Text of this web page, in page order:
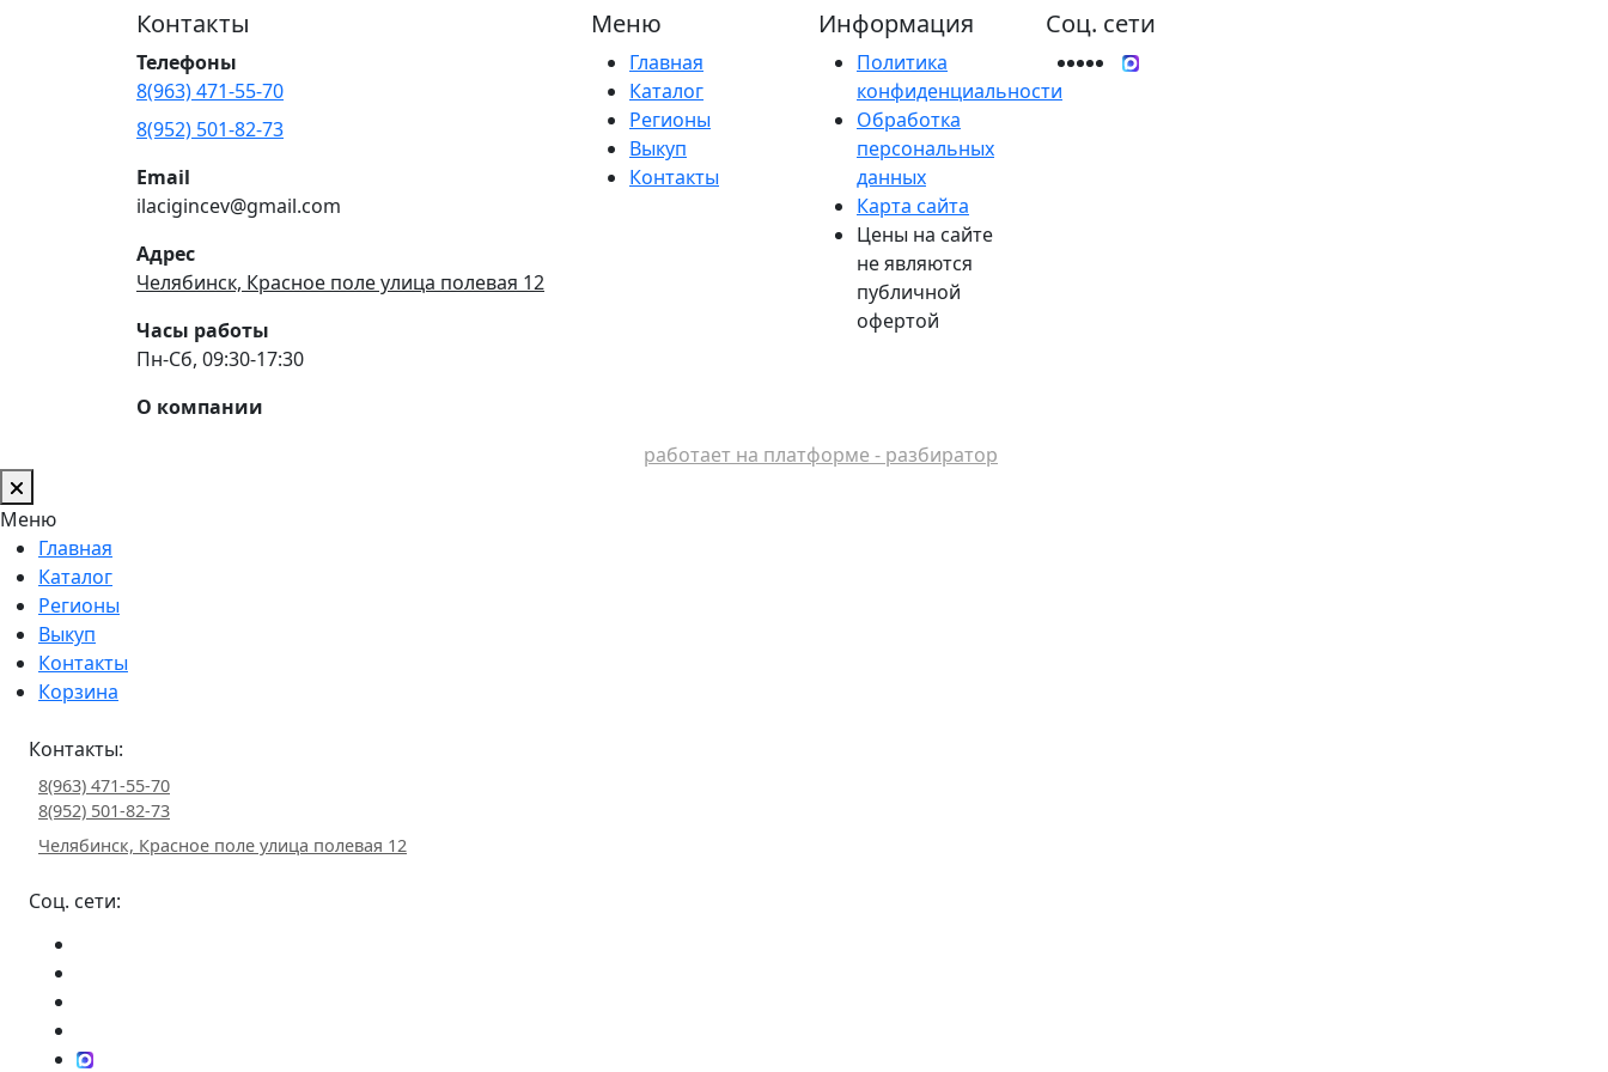
Контакты
Телефоны
8(963) 471-55-70
8(952) 501-82-73
Email
ilacigincev@gmail.com
Адрес
Челябинск, Красное поле улица полевая 12
Часы работы
Пн-Сб, 09:30-17:30
О компании
Меню
Главная
Каталог
Регионы
Выкуп
Контакты
Информация
Политика
конфиденциальности
Обработка
персональных
данных
Карта сайта
Цены на сайте
не являются
публичной
офертой
Соц. сети
работает на платформе - разбиратор
Меню
Главная
Каталог
Регионы
Выкуп
Контакты
Корзина
Контакты:
8(963) 471-55-70
8(952) 501-82-73
Челябинск, Красное поле улица полевая 12
Соц. сети: